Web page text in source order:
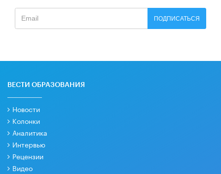
ПОДПИСАТЬСЯ
ВЕСТИ ОБРАЗОВАНИЯ
Новости
Колонки
Аналитика
Интервью
Рецензии
Видео